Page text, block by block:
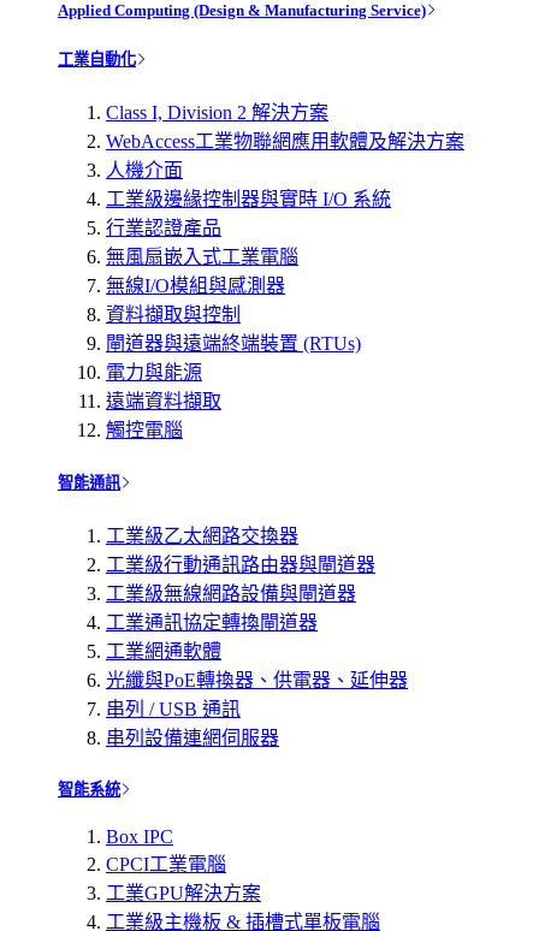
Applied Computing (Design & Manufacturing Service)
工業自動化
Class I, Division 2 解決方案
WebAccess工業物聯網應用軟體及解決方案
人機介面
工業級邊緣控制器與實時 I/O 系統
行業認證產品
無風扇嵌入式工業電腦
無線I/O模組與感測器
資料擷取與控制
閘道器與遠端終端裝置 (RTUs)
電力與能源
遠端資料擷取
觸控電腦
智能通訊
工業級乙太網路交換器
工業級行動通訊路由器與閘道器
工業級無線網路設備與閘道器
工業通訊協定轉換閘道器
工業網通軟體
光纖與PoE轉換器、供電器、延伸器
串列 / USB 通訊
串列設備連網伺服器
智能系統
Box IPC
CPCI工業電腦
工業GPU解決方案
工業級主機板 & 插槽式單板電腦